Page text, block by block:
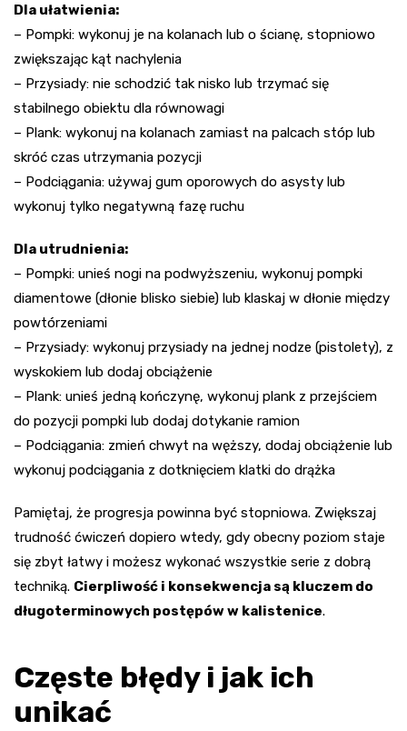
Dla ułatwienia:
– Pompki: wykonuj je na kolanach lub o ścianę, stopniowo
zwiększając kąt nachylenia
– Przysiady: nie schodzić tak nisko lub trzymać się
stabilnego obiektu dla równowagi
– Plank: wykonuj na kolanach zamiast na palcach stóp lub
skróć czas utrzymania pozycji
– Podciągania: używaj gum oporowych do asysty lub
wykonuj tylko negatywną fazę ruchu
Dla utrudnienia:
– Pompki: unieś nogi na podwyższeniu, wykonuj pompki
diamentowe (dłonie blisko siebie) lub klaskaj w dłonie między
powtórzeniami
– Przysiady: wykonuj przysiady na jednej nodze (pistolety), z
wyskokiem lub dodaj obciążenie
– Plank: unieś jedną kończynę, wykonuj plank z przejściem
do pozycji pompki lub dodaj dotykanie ramion
– Podciągania: zmień chwyt na węższy, dodaj obciążenie lub
wykonuj podciągania z dotknięciem klatki do drążka
Pamiętaj, że progresja powinna być stopniowa. Zwiększaj
trudność ćwiczeń dopiero wtedy, gdy obecny poziom staje
się zbyt łatwy i możesz wykonać wszystkie serie z dobrą
techniką. Cierpliwość i konsekwencja są kluczem do
długoterminowych postępów w kalistenice.
Częste błędy i jak ich
unikać